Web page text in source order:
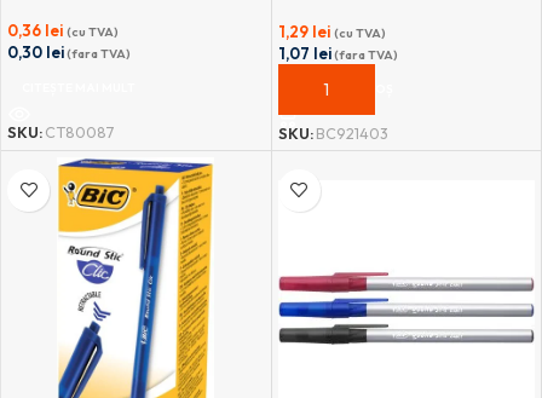
0,36 lei (cu TVA)
0,30 lei(fara TVA)
SKU:CT80087
1,29 lei (cu TVA)
1,07 lei(fara TVA)
ADAUGĂ ÎN COȘ
SKU:BC921403